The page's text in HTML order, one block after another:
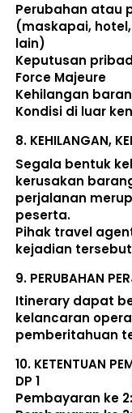
Perubahan atau
(maskapai,
lain)
Keputusan
Force Majeure
Kehilangan
Kondisi di luar
8. KEHILANGAN,
Segala bentuk
kerusakan
perjalanan
peserta.
Pihak travel
kejadian
9. PERUBAHAN
Itinerary dapat
kelancaran
pemberitahuan
10. KETENTUAN
DP 1
Pembayaran ke